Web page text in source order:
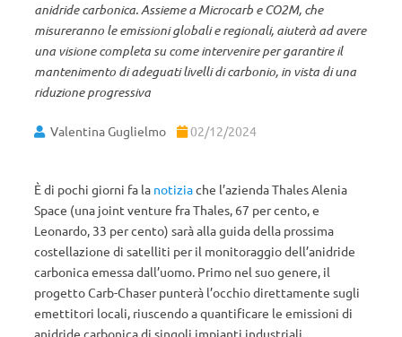
anidride carbonica. Assieme a Microcarb e CO2M, che
misureranno le emissioni globali e regionali, aiuterà ad avere
una visione completa su come intervenire per garantire il
mantenimento di adeguati livelli di carbonio, in vista di una
riduzione progressiva
Valentina Guglielmo 02/12/2024
È di pochi giorni fa la notiziache l’azienda Thales Alenia
Space (una joint venture fra Thales, 67 per cento, e
Leonardo, 33 per cento) sarà alla guida della prossima
costellazione di satelliti per il monitoraggio dell’anidride
carbonica emessa dall’uomo. Primo nel suo genere, il
progetto Carb-Chaser punterà l’occhio direttamente sugli
emettitori locali, riuscendo a quantificare le emissioni di
anidride carbonica di singoli impianti industriali.